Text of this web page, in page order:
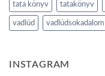
tata könyv tatakönyv
vadlúd vadlúdsokadalom
INSTAGRAM